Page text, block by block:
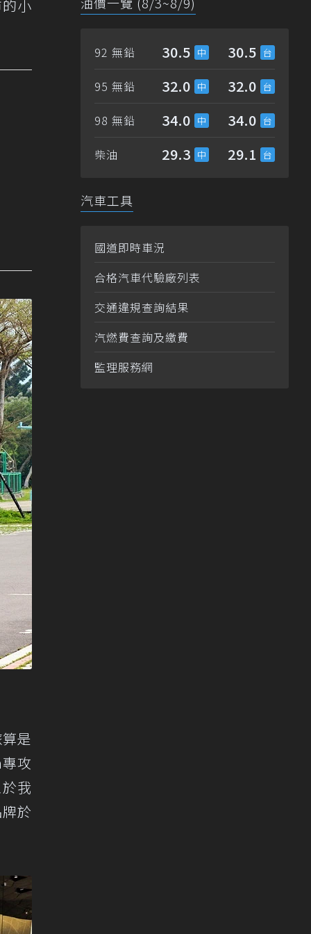
小
是
攻
我
於
92 無鉛 30.5 30.5
95 無鉛 32.0 32.0
98 無鉛 34.0 34.0
柴油 29.3 29.1
汽車工具
國道即時車況
合格汽車代驗廠列表
交通違規查詢結果
汽燃費查詢及繳費
監理服務網